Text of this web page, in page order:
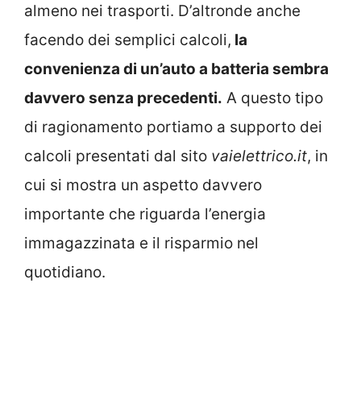
almeno nei trasporti. D’altronde anche
facendo dei semplici calcoli, la
convenienza di un’auto a batteria sembra
davvero senza precedenti. A questo tipo
di ragionamento portiamo a supporto dei
calcoli presentati dal sito vaielettrico.it, in
cui si mostra un aspetto davvero
importante che riguarda l’energia
immagazzinata e il risparmio nel
quotidiano.